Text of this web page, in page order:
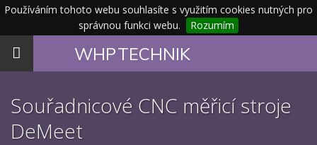
Používáním tohoto webu souhlasíte s využitím cookies nutných pro
správnou funkci webu.
Rozumím
Toggle
WHPTECHNIK
Souřadnicové CNC měřicí stroje
DeMeet